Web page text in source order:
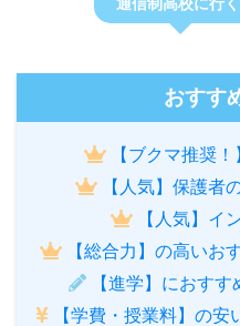
通信制高校に行
おすす
【ブクマ推奨
【人気】保護者
【人気】イ
【総合力】の高いお
【進学】におす
【学費・授業料】の